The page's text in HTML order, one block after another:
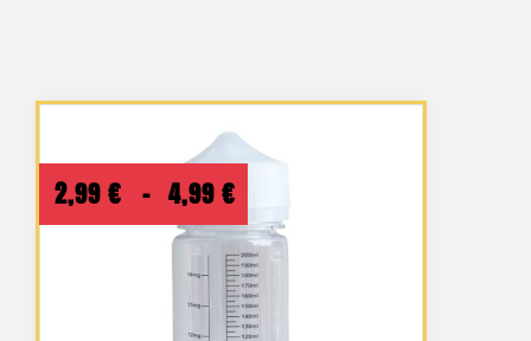
2,99 € – 4,99 €
de
prix :
2,99 €